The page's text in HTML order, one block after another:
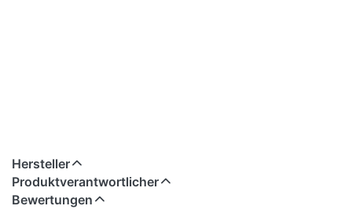
Hersteller
Produktverantwortlicher
Bewertungen